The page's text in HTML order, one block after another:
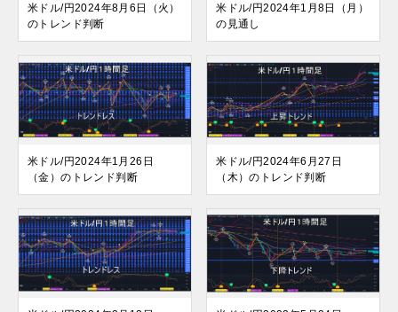
米ドル/円2024年8月6日（火）
のトレンド判断
米ドル/円2024年1月8日（月）
の見通し
米ドル/円2024年1月26日
（金）のトレンド判断
米ドル/円2024年6月27日
（木）のトレンド判断